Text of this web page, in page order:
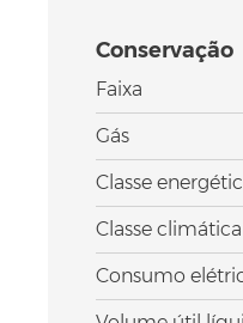
Conservação
Faixa
Gás
Classe
Classe climática
Consumo